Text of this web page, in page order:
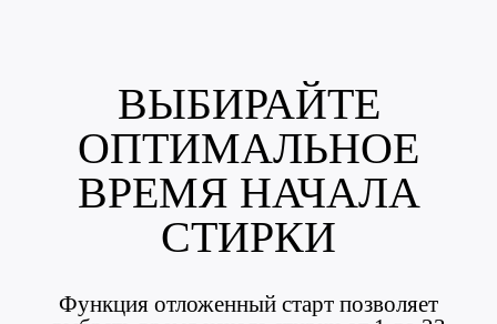
ВЫБИРАЙТЕ
ОПТИМАЛЬНОЕ
ВРЕМЯ НАЧАЛА
СТИРКИ
Функция отложенный старт позволяет